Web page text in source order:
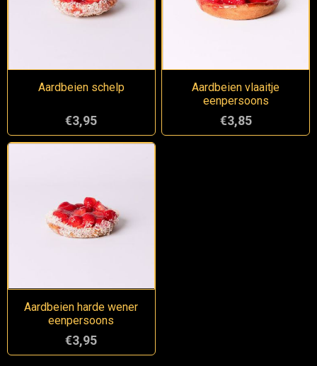
Aardbeien schelp
€3,95
Aardbeien vlaaitje
eenpersoons
€3,85
Aardbeien harde wener
eenpersoons
€3,95